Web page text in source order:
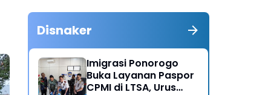
Disnaker
Imigrasi Ponorogo
Buka Layanan Paspor
CPMI di LTSA, Urus